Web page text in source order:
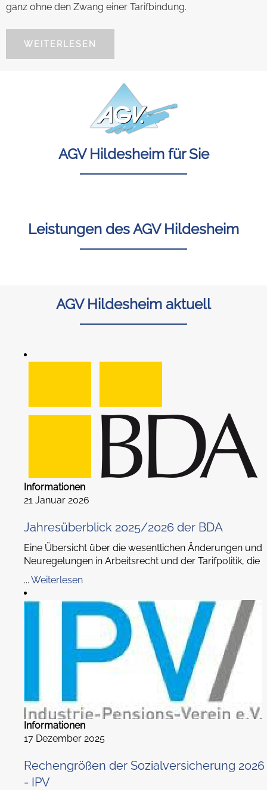
ganz ohne den Zwang einer Tarifbindung.
WEITERLESEN
AGV Hildesheim für Sie
Leistungen des AGV Hildesheim
AGV Hildesheim aktuell
Informationen
21 Januar 2026
Jahresüberblick 2025/2026 der BDA
Eine Übersicht über die wesentlichen Änderungen und
Neuregelungen in Arbeitsrecht und der Tarifpolitik, die
... Weiterlesen
Informationen
17 Dezember 2025
Rechengrößen der Sozialversicherung 2026
- IPV